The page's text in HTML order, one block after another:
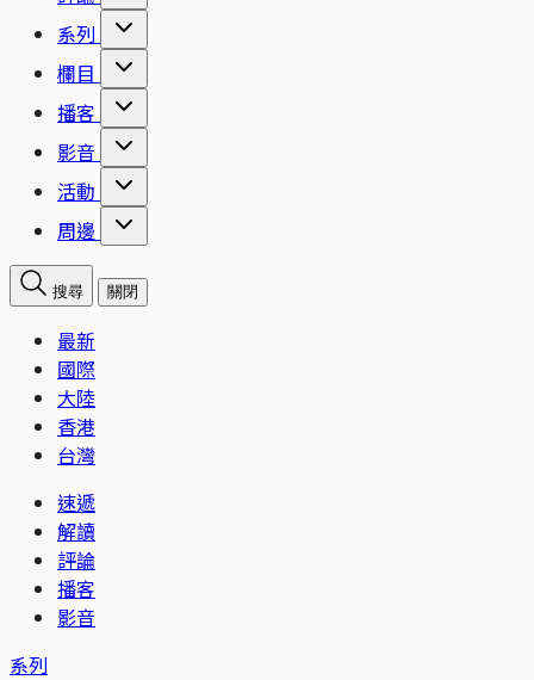
系列
欄目
播客
影音
活動
周邊
搜尋 關閉
最新
國際
大陸
香港
台灣
速遞
解讀
評論
播客
影音
系列